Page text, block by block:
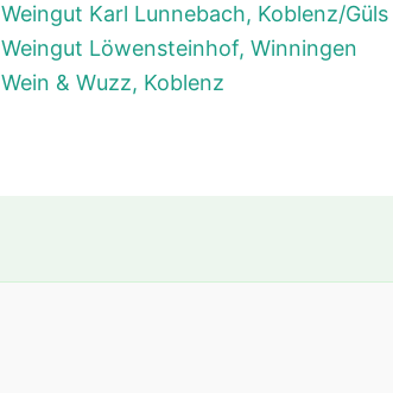
Weingut Karl Lunnebach, Koblenz/Güls
Weingut Löwensteinhof, Winningen
Wein & Wuzz, Koblenz